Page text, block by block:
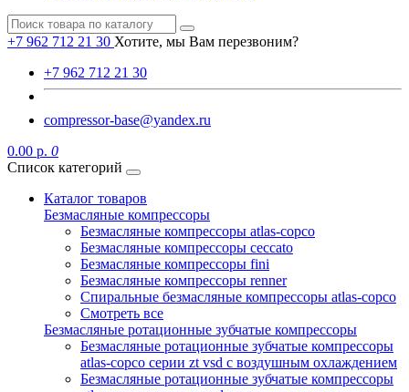
+7 962 712 21 30 Хотите, мы Вам перезвоним?
+7 962 712 21 30
compressor-base@yandex.ru
0.00 р. 0
Список категорий
Каталог товаров
Безмасляные компрессоры
Безмасляные компрессоры atlas-copco
Безмасляные компрессоры ceccato
Безмасляные компрессоры fini
Безмасляные компрессоры renner
Спиральные безмасляные компрессоры atlas-copco
Смотреть все
Безмасляные ротационные зубчатые компрессоры
Безмасляные ротационные зубчатые компрессоры
atlas-copco серии zt vsd с воздушным охлаждением
Безмасляные ротационные зубчатые компрессоры